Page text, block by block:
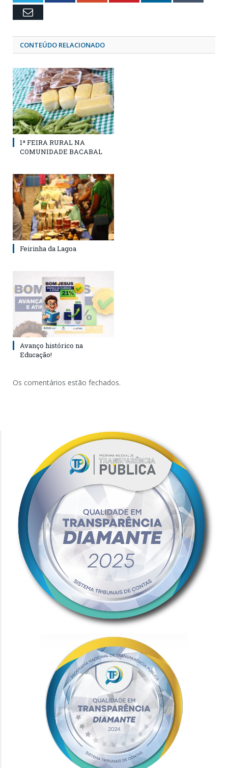
Email
CONTEÚDO RELACIONADO
1ª FEIRA RURAL NA
COMUNIDADE BACABAL
Feirinha da Lagoa
Avanço histórico na
Educação!
Os comentários estão fechados.